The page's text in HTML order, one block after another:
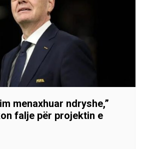
menaxhuar ndryshe,”
falje për projektin e